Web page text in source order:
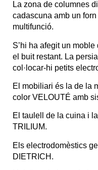
La zona de columnes
cadascuna amb un
multifunció.
S’hi ha afegit un
el buit restant. La
col·locar-hi petits
El mobiliari és la de la
color VELOUTÉ amb
El taulell de la cuina i
TRILIUM.
Els electrodomèstics
DIETRICH.